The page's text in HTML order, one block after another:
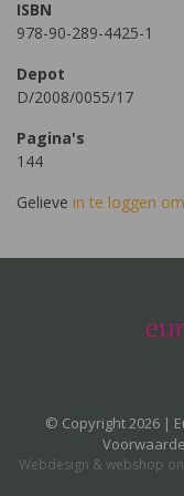
ISBN
978-90-289-4425-1
Depot
D/2008/0055/17
Pagina's
144
Gelieve in te loggen
© Copyright 2026 |
Webdesign & webshop